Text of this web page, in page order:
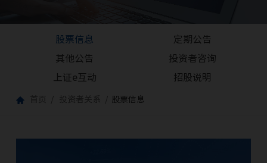
股票信息
定期公告
其他公告
投资者咨询
上证e互动
招股说明
首页 投资者关系 股票信息